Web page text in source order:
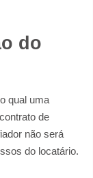
do
qual uma
de
não será
do locatário.